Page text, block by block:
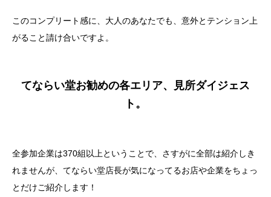
このコンプリート感に、大人のあなたでも、意外とテンション上
がること請け合いですよ。
てならい堂お勧めの各エリア、見所ダイジェス
ト。
全参加企業は370組以上ということで、さすがに全部は紹介しき
れませんが、てならい堂店長が気になってるお店や企業をちょっ
とだけご紹介します！